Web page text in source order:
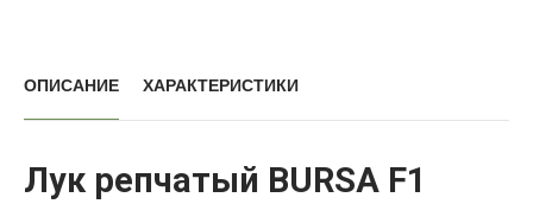
ОПИСАНИЕ ХАРАКТЕРИСТИКИ
Лук репчатый BURSA F1